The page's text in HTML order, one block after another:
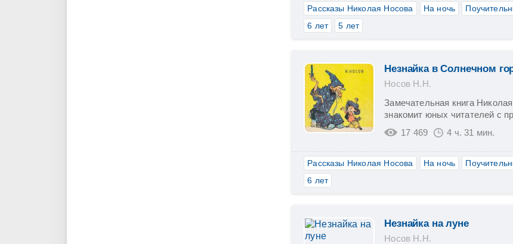
Рассказы Николая Носова На ночь
6 лет
5 лет
Незнайка в Солнечном
Носов Н.Н.
Замечательная книга
знакомит юных читателей с
17 469
4 ч. 31 мин.
Рассказы Николая Носова На ночь
6 лет
Незнайка на луне
Носов Н.Н.